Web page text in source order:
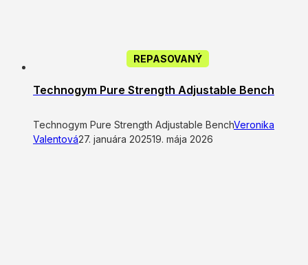
REPASOVANÝ
Technogym Pure Strength Adjustable Bench
Technogym Pure Strength Adjustable BenchVeronika
Valentová27. januára 202519. mája 2026